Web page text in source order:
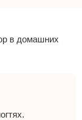
в домашних